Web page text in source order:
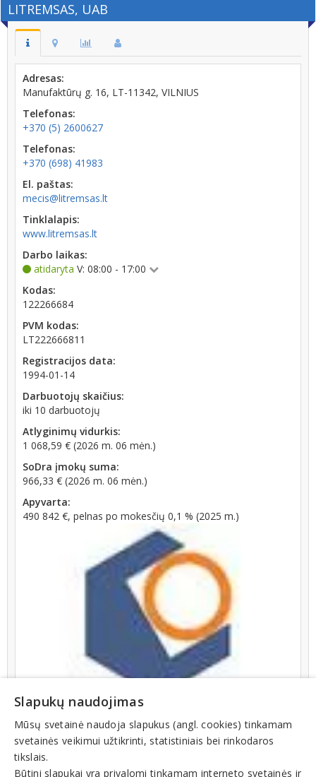
LITREMSAS, UAB
Adresas:
Manufaktūrų g. 16, LT-11342, VILNIUS
Telefonas:
+370 (5) 2600627
Telefonas:
+370 (698) 41983
El. paštas:
mecis@litremsas.lt
Tinklalapis:
www.litremsas.lt
Darbo laikas:
atidaryta V: 08:00 - 17:00
Kodas:
122266684
PVM kodas:
LT222666811
Registracijos data:
1994-01-14
Darbuotojų skaičius:
iki 10 darbuotojų
Atlyginimų vidurkis:
1 068,59 € (2026 m. 06 mėn.)
SoDra įmokų suma:
966,33 € (2026 m. 06 mėn.)
Apyvarta:
490 842 €, pelnas po mokesčių 0,1 % (2025 m.)
Slapukų naudojimas
Mūsų svetainė naudoja slapukus (angl. cookies) tinkamam
svetainės veikimui užtikrinti, statistiniais bei rinkodaros
tikslais.
Būtini slapukai yra privalomi tinkamam interneto svetainės ir